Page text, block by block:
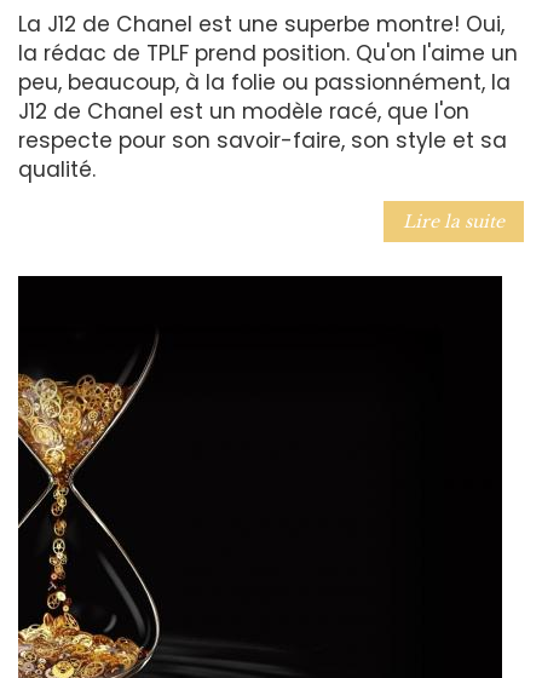
La J12 de Chanel est une superbe montre! Oui,
la rédac de TPLF prend position. Qu'on l'aime un
peu, beaucoup, à la folie ou passionnément, la
J12 de Chanel est un modèle racé, que l'on
respecte pour son savoir-faire, son style et sa
qualité.
Lire la suite